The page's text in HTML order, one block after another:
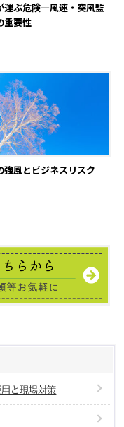
運ぶ危険―風速・突風監
重要性
強風とビジネスリスク
と現場対策